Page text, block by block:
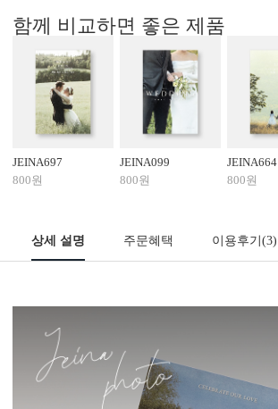
함께 비교하면 좋은 제품
JEINA697
800원
JEINA099
800원
JEINA664
800원
상세 설명 주문혜택 이용후기(3)